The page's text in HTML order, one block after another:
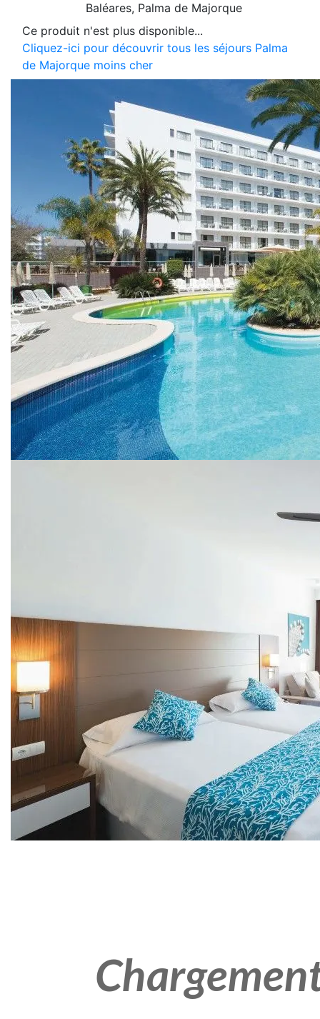
Baléares, Palma de Majorque
Ce produit n'est plus disponible...
Cliquez-ici pour découvrir tous les séjours Palma
de Majorque moins cher